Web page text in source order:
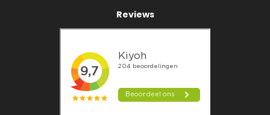
Reviews